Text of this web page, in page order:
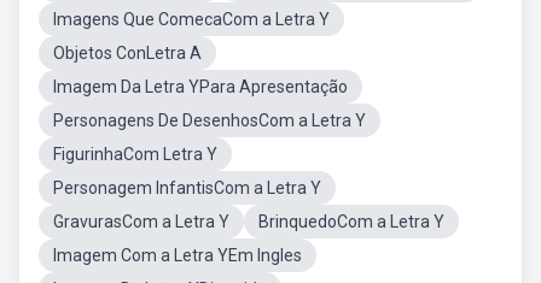
Imagens Que ComecaCom a Letra Y
Objetos ConLetra A
Imagem Da Letra YPara Apresentação
Personagens De DesenhosCom a Letra Y
FigurinhaCom Letra Y
Personagem InfantisCom a Letra Y
GravurasCom a Letra Y
BrinquedoCom a Letra Y
Imagem Com a Letra YEm Ingles